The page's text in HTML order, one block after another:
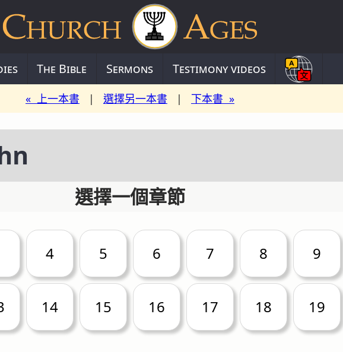
The Bible Sermons Testimony videos
« 上一本書 | 選擇另一本書 | 下本書 »
選擇一個章節
4 5 6 7 8 9
14 15 16 17 18 19